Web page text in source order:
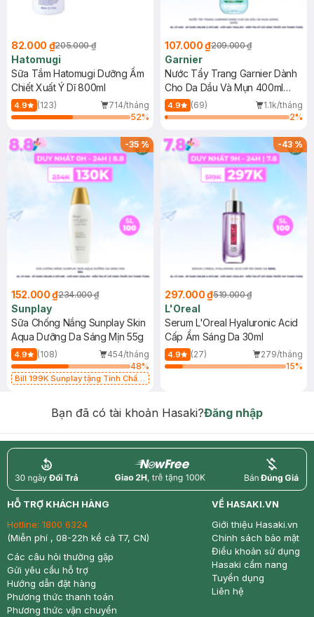
82.000 ₫205.000 ₫
Hatomugi
Sữa Tắm Hatomugi Dưỡng Ẩm
Chiết Xuất Ý Dĩ 800ml
4.9 (123)
714/tháng
52%
107.000 ₫209.000 ₫
Garnier
Nước Tẩy Trang Garnier Dành
Cho Da Dầu Và Mụn 400ml
(Mới)
4.9 (69)
1.1k/tháng
2%
-35%
152.000 ₫234.000 ₫
Sunplay
Sữa Chống Nắng Sunplay Skin
Aqua Dưỡng Da Sáng Mịn 55g
4.9 (108)
454/tháng
48%
Bill 199K Sunplay tặng Tinh Chất
-43%
297.000 ₫519.000 ₫
L'Oreal
Serum L'Oreal Hyaluronic Acid
Cấp Ẩm Sáng Da 30ml
4.9 (27)
279/tháng
15%
Bạn đã có tài khoản Hasaki?Đăng nhập
return nowfree price
HỖ TRỢ KHÁCH HÀNG
Hotline: 1800 6324
(Miễn phí , 08-22h kể cả T7, CN)
Các câu hỏi thường gặp
Gửi yêu cầu hỗ trợ
Hướng dẫn đặt hàng
Phương thức thanh toán
Phương thức vận chuyển
VỀ HASAKI.VN
Giới thiệu Hasaki.vn
Chính sách bảo mật
Điều khoản sử dụng
Hasaki cẩm nang
Tuyển dụng
Liên hệ